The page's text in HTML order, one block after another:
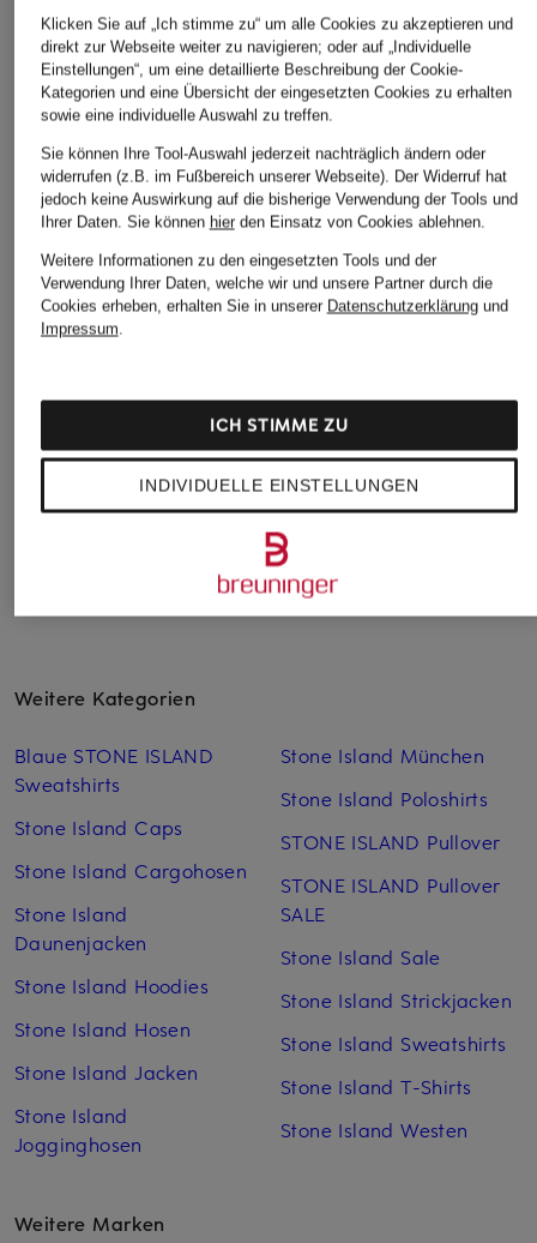
+Aktionsrabatt
DOLCE & GABBANA
Bestpreis:594,15 €
Ursprünglich:1.350 €
Weitere Kategorien
Blaue STONE ISLAND
Sweatshirts
Stone Island Caps
Stone Island Cargohosen
Stone Island
Daunenjacken
Stone Island Hoodies
Stone Island Hosen
Stone Island Jacken
Stone Island
Jogginghosen
Stone Island München
Stone Island Poloshirts
STONE ISLAND Pullover
STONE ISLAND Pullover
SALE
Stone Island Sale
Stone Island Strickjacken
Stone Island Sweatshirts
Stone Island T-Shirts
Stone Island Westen
Weitere Marken
Klicken Sie auf „Ich stimme zu“ um alle Cookies zu akzeptieren und
direkt zur Webseite weiter zu navigieren; oder auf „Individuelle
Einstellungen“, um eine detaillierte Beschreibung der Cookie-
Kategorien und eine Übersicht der eingesetzten Cookies zu erhalten
sowie eine individuelle Auswahl zu treffen.
Sie können Ihre Tool-Auswahl jederzeit nachträglich ändern oder
widerrufen (z.B. im Fußbereich unserer Webseite). Der Widerruf hat
jedoch keine Auswirkung auf die bisherige Verwendung der Tools und
Ihrer Daten. Sie können hierden Einsatz von Cookies ablehnen.
Weitere Informationen zu den eingesetzten Tools und der
Verwendung Ihrer Daten, welche wir und unsere Partner durch die
Cookies erheben, erhalten Sie in unserer Datenschutzerklärungund
Impressum.
INDIVIDUELLE EINSTELLUNGEN
ICH STIMME ZU